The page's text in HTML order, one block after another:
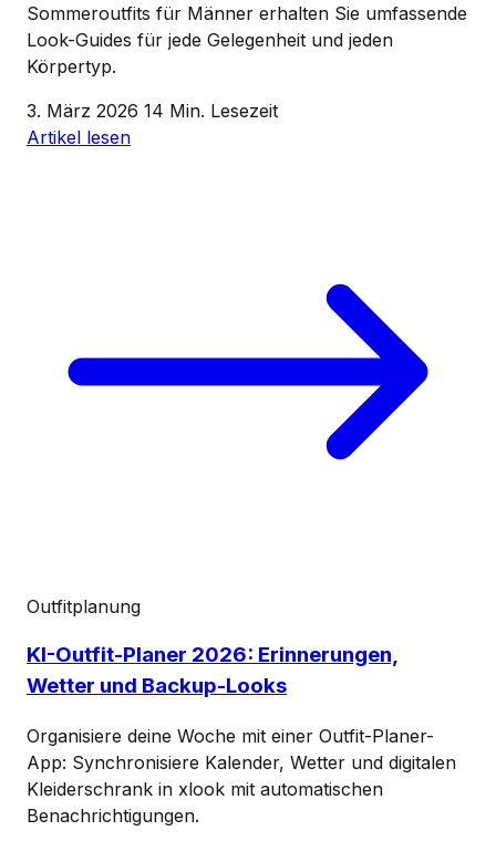
Sommeroutfits für Männer erhalten Sie umfassende
Look-Guides für jede Gelegenheit und jeden
Körpertyp.
3. März 2026 14 Min. Lesezeit
Artikel lesen
Outfitplanung
KI-Outfit-Planer 2026: Erinnerungen,
Wetter und Backup-Looks
Organisiere deine Woche mit einer Outfit-Planer-
App: Synchronisiere Kalender, Wetter und digitalen
Kleiderschrank in xlook mit automatischen
Benachrichtigungen.